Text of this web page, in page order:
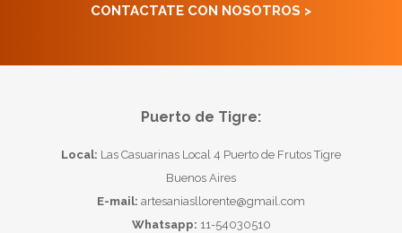
CONTACTATE CON NOSOTROS >
Puerto de Tigre:
Local: Las Casuarinas Local 4 Puerto de Frutos Tigre
Buenos Aires
E-mail: artesaniasllorente@gmail.com
Whatsapp: 11-54030510